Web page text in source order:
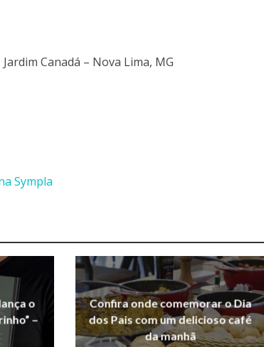
Canadá – Nova Lima, MG
Sympla
o
–
Confira onde comemorar o Dia
dos Pais com um delicioso café
da manhã